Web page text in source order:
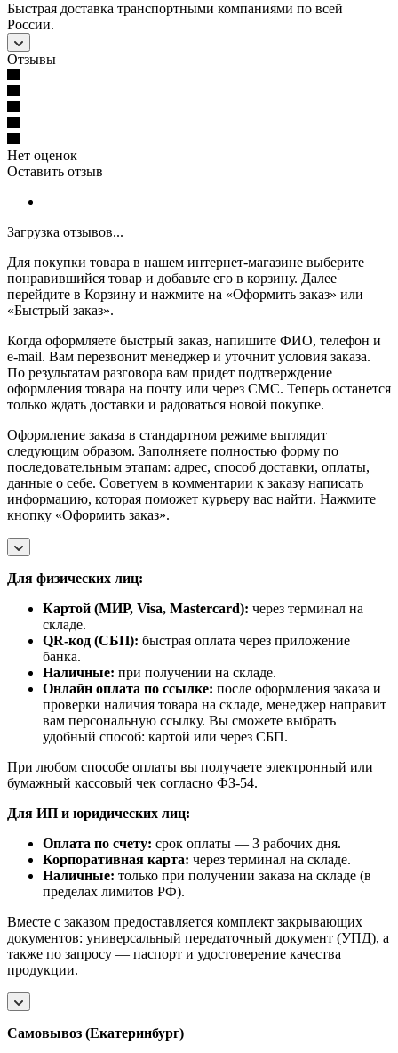
Быстрая доставка транспортными компаниями по всей
России.
Отзывы
Нет оценок
Оставить отзыв
Загрузка отзывов...
Для покупки товара в нашем интернет-магазине выберите
понравившийся товар и добавьте его в корзину. Далее
перейдите в Корзину и нажмите на «Оформить заказ» или
«Быстрый заказ».
Когда оформляете быстрый заказ, напишите ФИО, телефон и
e-mail. Вам перезвонит менеджер и уточнит условия заказа.
По результатам разговора вам придет подтверждение
оформления товара на почту или через СМС. Теперь останется
только ждать доставки и радоваться новой покупке.
Оформление заказа в стандартном режиме выглядит
следующим образом. Заполняете полностью форму по
последовательным этапам: адрес, способ доставки, оплаты,
данные о себе. Советуем в комментарии к заказу написать
информацию, которая поможет курьеру вас найти. Нажмите
кнопку «Оформить заказ».
Для физических лиц:
Картой (МИР, Visa, Mastercard): через терминал на
складе.
QR-код (СБП): быстрая оплата через приложение
банка.
Наличные: при получении на складе.
Онлайн оплата по ссылке: после оформления заказа и
проверки наличия товара на складе, менеджер направит
вам персональную ссылку. Вы сможете выбрать
удобный способ: картой или через СБП.
При любом способе оплаты вы получаете электронный или
бумажный кассовый чек согласно ФЗ-54.
Для ИП и юридических лиц:
Оплата по счету: срок оплаты — 3 рабочих дня.
Корпоративная карта: через терминал на складе.
Наличные: только при получении заказа на складе (в
пределах лимитов РФ).
Вместе с заказом предоставляется комплект закрывающих
документов: универсальный передаточный документ (УПД), а
также по запросу — паспорт и удостоверение качества
продукции.
Самовывоз (Екатеринбург)